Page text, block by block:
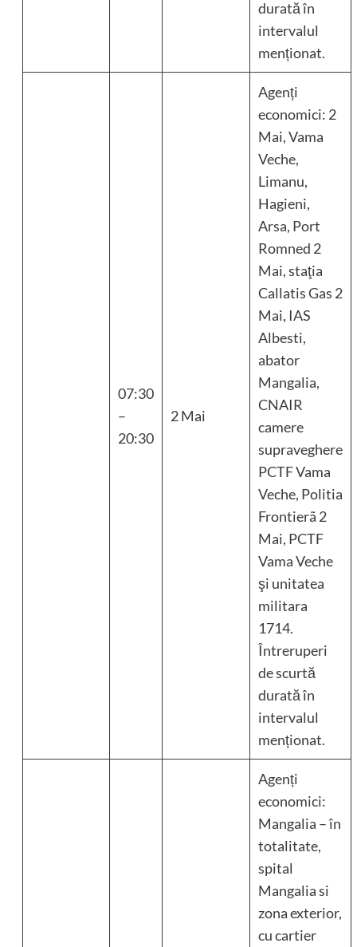
durată în
intervalul
menționat.
07:30
–
20:30
2 Mai
Agenți
economici: 2
Mai, Vama
Veche,
Limanu,
Hagieni,
Arsa, Port
Romned 2
Mai, staţia
Callatis Gas 2
Mai, IAS
Albesti,
abator
Mangalia,
CNAIR
camere
supraveghere
PCTF Vama
Veche, Politia
Frontierã 2
Mai, PCTF
Vama Veche
şi unitatea
militara
1714.
Întreruperi
de scurtă
durată în
intervalul
menționat.
Agenți
economici:
Mangalia – în
totalitate,
spital
Mangalia si
zona exterior,
cu cartier